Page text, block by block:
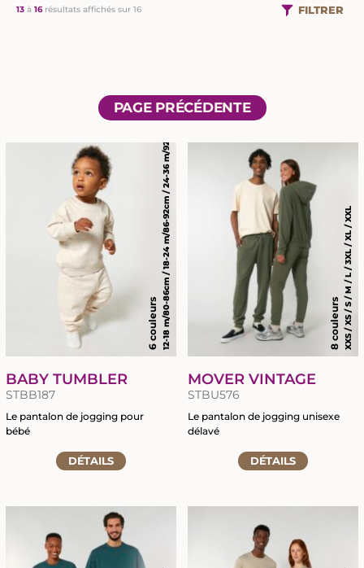
RETOUR
MARQUAGE TEXTILE
CHAPELLERIE
RETOUR
GRAVURE LASER
BRODERIE
13 à 16résultats affichés sur 16 FILTRER
PAGE PRÉCÉDENTE
6 couleurs12-18 m/80-86cm / 18-24 m/86-92cm / 24-36 m/92-98cm / 6-12 m/68-80cm
BABY TUMBLER
STBB187
Le pantalon de jogging pour
bébé
fiche
DÉTAILS
8 couleursXXS / XS / S / M / L / 3XL / XL / XXL
MOVER VINTAGE
STBU576
Le pantalon de jogging unisexe
délavé
fiche
DÉTAILS